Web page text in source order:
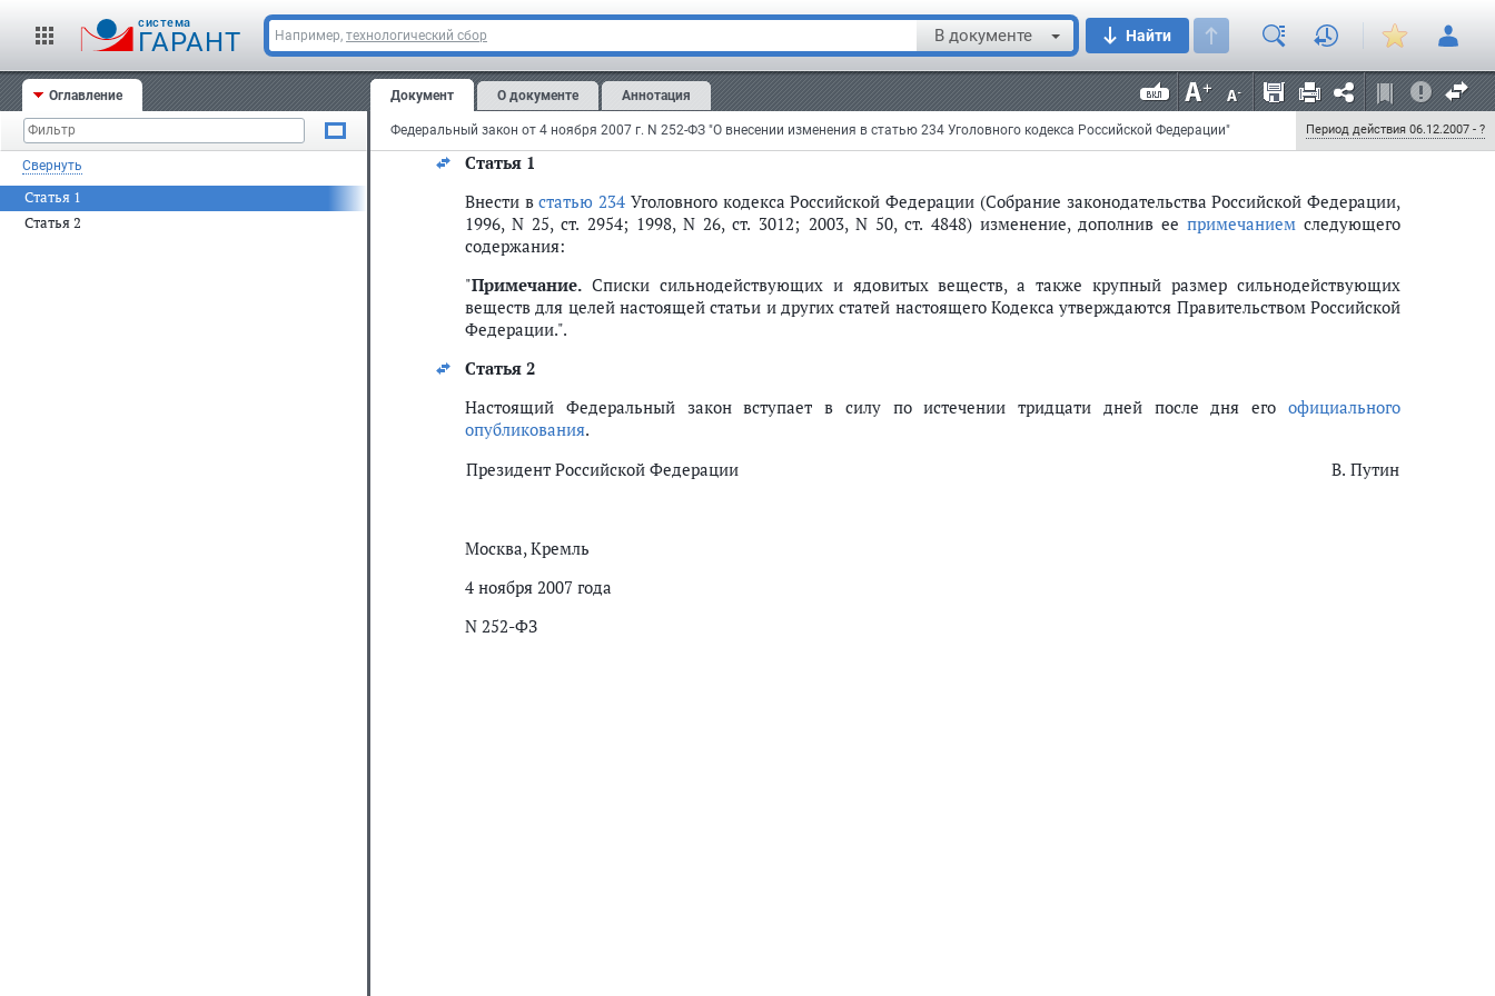
cистема
ГАРАНТ Например, технологический сбор В документе Найти
Оглавление
Свернуть
Статья 1
Статья 2
Документ О документе Аннотация
Федеральный закон от 4 ноября 2007 г. N 252-ФЗ "О внесении изменения в статью 234 Уголовного кодекса Российской Федерации" Период действия 06.12.2007 - ?
"О внесении изменения в статью 234 Уголовного кодекса Российской Федерации"
Принят Государственной Думой 18 октября 2007 года
Одобрен Советом Федерации 26 октября 2007 года
Статья 1
Внести встатью 234 Уголовного кодекса Российской Федерации (Собрание законодательства Российской Федерации,
1996, N 25, ст. 2954; 1998, N 26, ст. 3012; 2003, N 50, ст. 4848) изменение, дополнив ее примечаниемследующего
содержания:
"Примечание. Списки сильнодействующих и ядовитых веществ, а также крупный размер сильнодействующих
веществ для целей настоящей статьи и других статей настоящего Кодекса утверждаются Правительством Российской
Федерации.".
Статья 2
Настоящий Федеральный закон вступает в силу по истечении тридцати дней после дня его официального
опубликования.
Президент Российской Федерации
В. Путин
Москва, Кремль
4 ноября 2007 года
N 252-ФЗ